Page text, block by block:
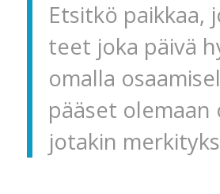
Etsitkö paikkaa,
teet joka päivä
omalla
pääset olemaan
jotakin